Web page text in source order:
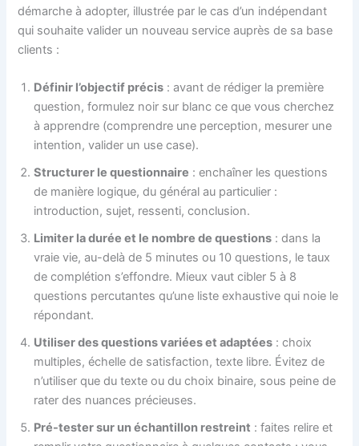
démarche à adopter, illustrée par le cas d’un indépendant
qui souhaite valider un nouveau service auprès de sa base
clients :
Définir l’objectif précis : avant de rédiger la première
question, formulez noir sur blanc ce que vous cherchez
à apprendre (comprendre une perception, mesurer une
intention, valider un use case).
Structurer le questionnaire : enchaîner les questions
de manière logique, du général au particulier :
introduction, sujet, ressenti, conclusion.
Limiter la durée et le nombre de questions : dans la
vraie vie, au-delà de 5 minutes ou 10 questions, le taux
de complétion s’effondre. Mieux vaut cibler 5 à 8
questions percutantes qu’une liste exhaustive qui noie le
répondant.
Utiliser des questions variées et adaptées : choix
multiples, échelle de satisfaction, texte libre. Évitez de
n’utiliser que du texte ou du choix binaire, sous peine de
rater des nuances précieuses.
Pré-tester sur un échantillon restreint : faites relire et